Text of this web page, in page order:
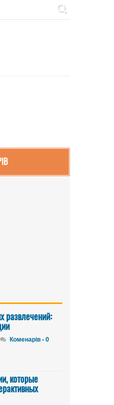
развлечений:
Коменарів - 0
которые